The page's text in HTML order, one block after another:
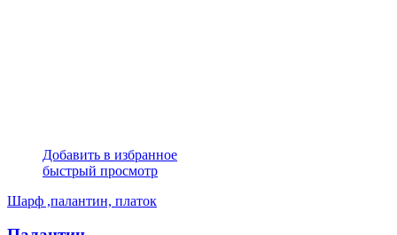
Добавить в избранное
быстрый просмотр
Шарф ,палантин, платок